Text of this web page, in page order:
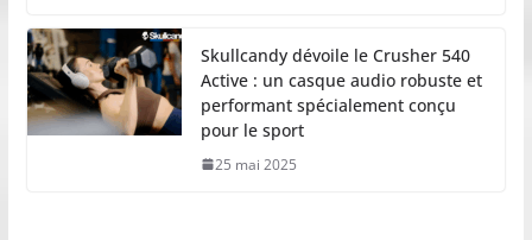
Skullcandy dévoile le Crusher 540
Active : un casque audio robuste et
performant spécialement conçu
pour le sport
25 mai 2025